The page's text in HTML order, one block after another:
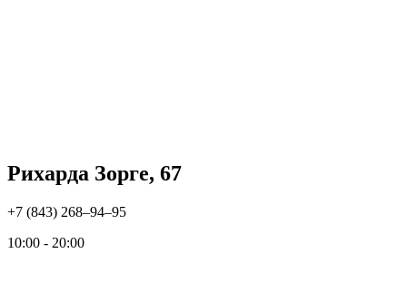
Рихарда Зорге, 67
+7 (843) 268‒94‒95
10:00 - 20:00